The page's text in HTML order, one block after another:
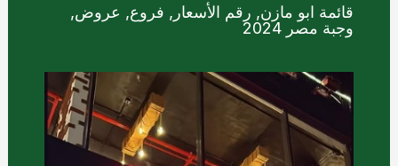
قائمة ابو مازن, رقم الأسعار, فروع, عروض,
وجبة مصر 2024